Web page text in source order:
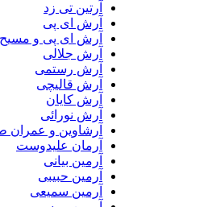
آرتین تی زد
آرش ای پی
آرش ای پی و مسیح
آرش جلالی
آرش رستمی
آرش قالیچی
آرش کایان
آرش نورائی
آرشاوین و عمران طاهری
آرمان علیدوست
آرمین بیانی
آرمین حبیبی
آرمین سمیعی